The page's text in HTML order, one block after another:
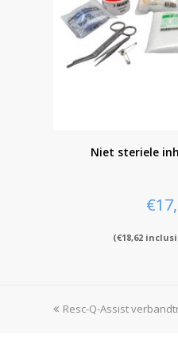
Niet steriele
€
(€18,62
previous
Resc-Q-Assist